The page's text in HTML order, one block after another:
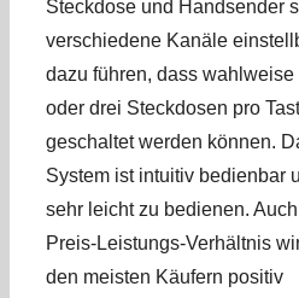
Steckdose und Handsender
verschiedene Kanäle
dazu führen, dass wahlweise
oder drei Steckdosen pro
geschaltet werden können.
System ist intuitiv bedienbar
sehr leicht zu bedienen.
Preis-Leistungs-Verhältnis
den meisten Käufern positiv